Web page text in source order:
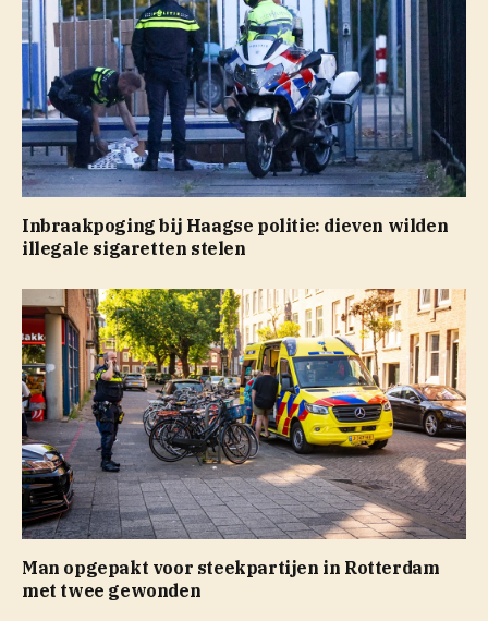
Inbraakpoging bij Haagse politie: dieven wilden
illegale sigaretten stelen
Man opgepakt voor steekpartijen in Rotterdam
met twee gewonden